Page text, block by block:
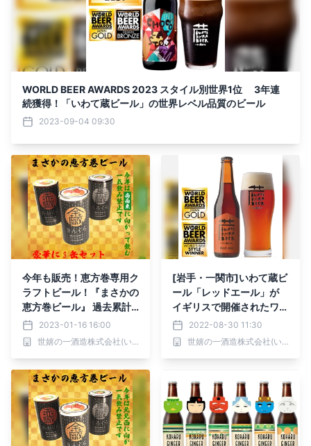
WORLD BEER AWARDS 2023 スタイル別世界1位 3年連
続獲得！「いわて蔵ビール」の世界レベル品質のビール
2023-09-04 09:30
今年も販売！恵方巻専用ク
ラフトビール！『まさかの
恵方巻ビール』 過去累計
販売本数8,000本越え！
食前ロスも考えた美味しい
ビール 食材ロス問題に
2023-01-16 16:00
世嬉の一酒造株式会社(いわて蔵ビール)
[岩手・一関市]いわて蔵ビ
ール「レッドエール」が
イギリスで開催されたワー
ルドビアアワード2022に
て 二年連続となる世界1位
を受賞！
2022-08-30 11:30
世嬉の一酒造株式会社(いわて蔵ビール)